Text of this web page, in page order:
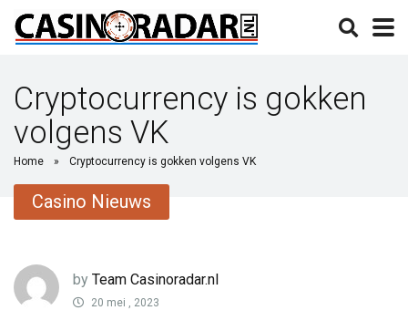
Cryptocurrency is gokken
volgens VK
Home » Cryptocurrency is gokken volgens VK
Casino Nieuws
by Team Casinoradar.nl
20 mei , 2023